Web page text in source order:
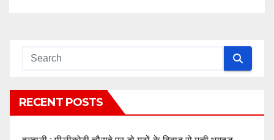
RECENT POSTS